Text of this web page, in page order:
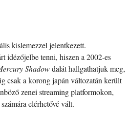
kislemezzel jelentkezett.
idézőjelbe tenni, hiszen a 2002-es
Shadowdalát hallgathatjuk meg,
csak a korong japán változatán került
zenei streaming platformokon,
elérhetővé vált.